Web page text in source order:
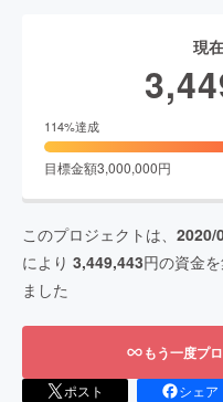
現
114%達成
目標金額3,000,000円
このプロジェクトは、 2020/
により 3,449,443円の資金を
ました
もう一度プ
ポスト シェア